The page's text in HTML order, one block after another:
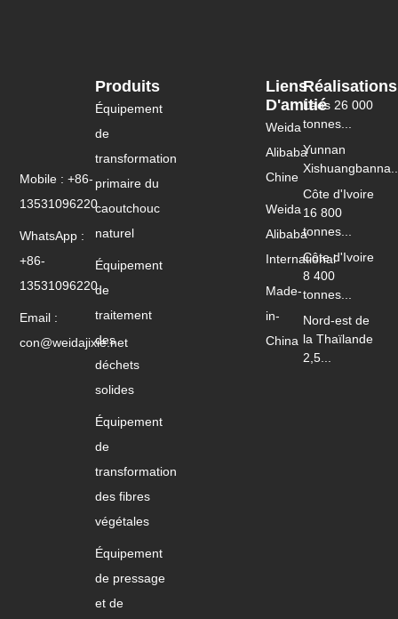
Liens
D'amitié
Weida
Alibaba
Chine
Weida
Alibaba
International
Made-
in-
China
Produits
Équipement
de
transformation
primaire du
caoutchouc
naturel
Équipement
de
traitement
des
déchets
solides
Équipement
de
transformation
des fibres
végétales
Équipement
de pressage
et de
Réalisations
Laos 26 000
tonnes...
Yunnan
Côte d'Ivoire
16 800
tonnes...
Côte d'Ivoire
8 400
tonnes...
Nord-est de
la Thaïlande
2,5...
Mobile : +86-
13531096220
WhatsApp :
+86-
13531096220
Email :
con@weidajixie.net